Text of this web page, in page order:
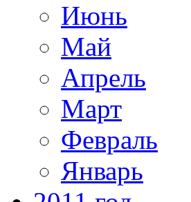
Июнь
Май
Апрель
Март
Февраль
Январь